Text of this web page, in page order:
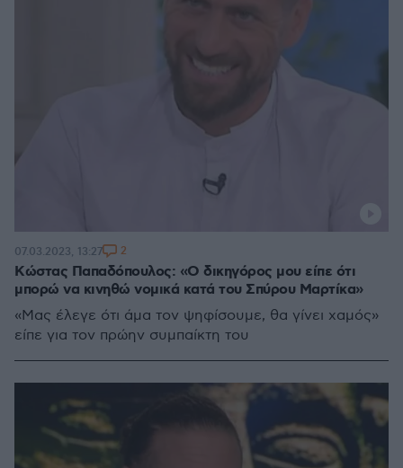
Κώστας Παπαδόπουλος: «Ο δικηγόρος μου είπε ότι
μπορώ να κινηθώ νομικά κατά του Σπύρου Μαρτίκα»
«Μας έλεγε ότι άμα τον ψηφίσουμε, θα γίνει χαμός»
είπε για τον πρώην συμπαίκτη του
07.03.2023, 13:27 2